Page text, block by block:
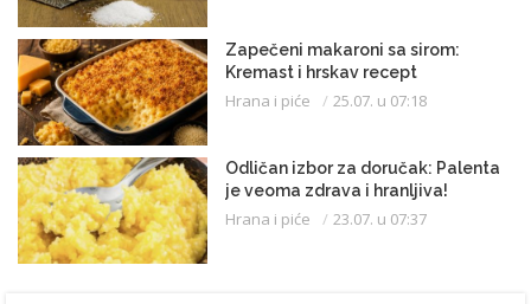
Zapečeni makaroni sa sirom:
Kremast i hrskav recept
Hrana i piće 25.07. u 07:18
Odličan izbor za doručak: Palenta
je veoma zdrava i hranljiva!
Hrana i piće 23.07. u 07:37